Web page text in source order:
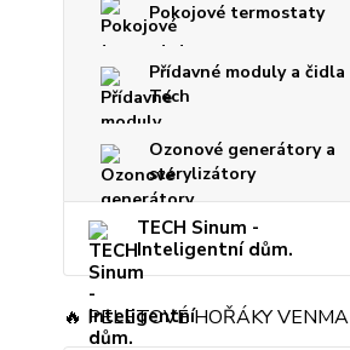
Pokojové termostaty
Přídavné moduly a čidla
Tech
Ozonové generátory a
sterylizátory
TECH Sinum -
Inteligentní dům.
🔥 PELETOVÉ HOŘÁKY VENMA